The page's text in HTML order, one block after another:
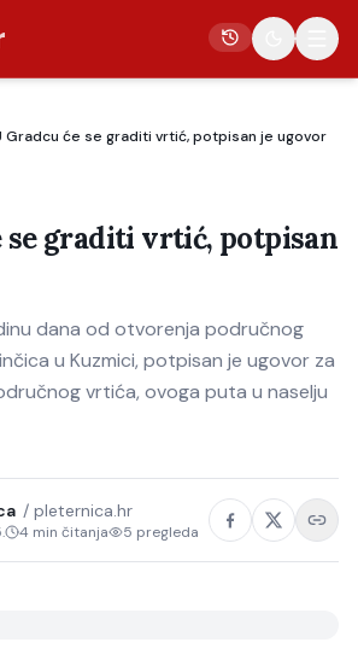
Gradcu će se graditi vrtić, potpisan je ugovor
se graditi vrtić, potpisan
dana od otvorenja područnog
u Kuzmici, potpisan je ugovor za
vrtića, ovoga puta u naselju
/ pleternica.hr
4 min čitanja 5 pregleda